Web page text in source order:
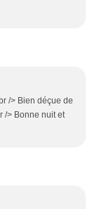
/> Bien déçue de
/> Bonne nuit et